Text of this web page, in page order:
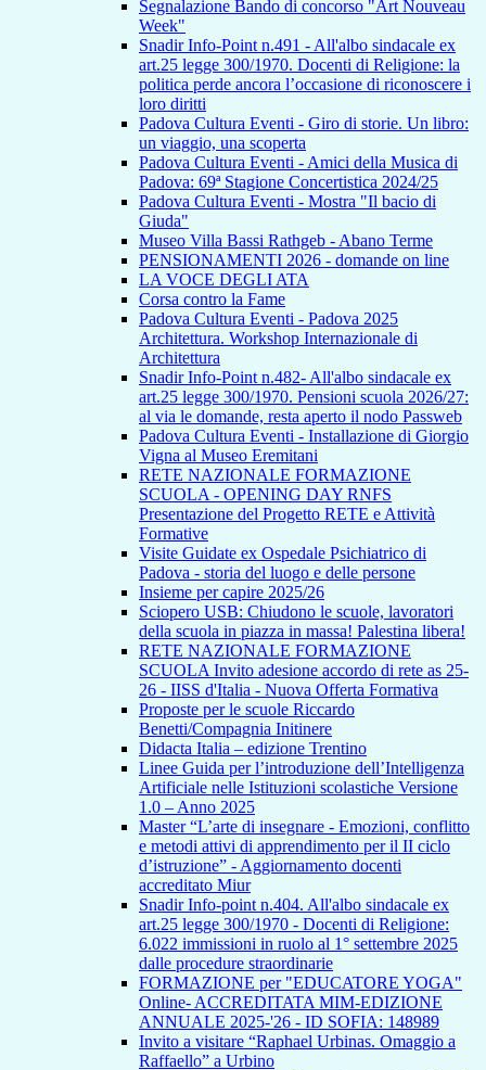
Segnalazione Bando di concorso "Art Nouveau
Week"
Snadir Info-Point n.491 - All'albo sindacale ex
art.25 legge 300/1970. Docenti di Religione: la
politica perde ancora l’occasione di riconoscere i
loro diritti
Padova Cultura Eventi - Giro di storie. Un libro:
un viaggio, una scoperta
Padova Cultura Eventi - Amici della Musica di
Padova: 69ª Stagione Concertistica 2024/25
Padova Cultura Eventi - Mostra "Il bacio di
Giuda"
Museo Villa Bassi Rathgeb - Abano Terme
PENSIONAMENTI 2026 - domande on line
LA VOCE DEGLI ATA
Corsa contro la Fame
Padova Cultura Eventi - Padova 2025
Architettura. Workshop Internazionale di
Architettura
Snadir Info-Point n.482- All'albo sindacale ex
art.25 legge 300/1970. Pensioni scuola 2026/27:
al via le domande, resta aperto il nodo Passweb
Padova Cultura Eventi - Installazione di Giorgio
Vigna al Museo Eremitani
RETE NAZIONALE FORMAZIONE
SCUOLA - OPENING DAY RNFS
Presentazione del Progetto RETE e Attività
Formative
Visite Guidate ex Ospedale Psichiatrico di
Padova - storia del luogo e delle persone
Insieme per capire 2025/26
Sciopero USB: Chiudono le scuole, lavoratori
della scuola in piazza in massa! Palestina libera!
RETE NAZIONALE FORMAZIONE
SCUOLA Invito adesione accordo di rete as 25-
26 - IISS d'Italia - Nuova Offerta Formativa
Proposte per le scuole Riccardo
Benetti/Compagnia Initinere
Didacta Italia – edizione Trentino
Linee Guida per l’introduzione dell’Intelligenza
Artificiale nelle Istituzioni scolastiche Versione
1.0 – Anno 2025
Master “L’arte di insegnare - Emozioni, conflitto
e metodi attivi di apprendimento per il II ciclo
d’istruzione” - Aggiornamento docenti
accreditato Miur
Snadir Info-point n.404. All'albo sindacale ex
art.25 legge 300/1970 - Docenti di Religione:
6.022 immissioni in ruolo al 1° settembre 2025
dalle procedure straordinarie
FORMAZIONE per "EDUCATORE YOGA"
Online- ACCREDITATA MIM-EDIZIONE
ANNUALE 2025-'26 - ID SOFIA: 148989
Invito a visitare “Raphael Urbinas. Omaggio a
Raffaello” a Urbino